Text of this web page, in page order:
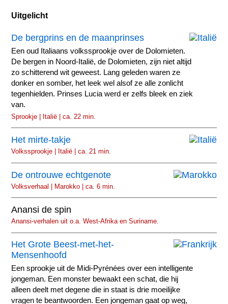
Uitgelicht
De bergprins en de maanprinses
Een oud Italiaans volkssprookje over de Dolomieten.
De bergen in Noord-Italië, de Dolomieten, zijn niet altijd
zo schitterend wit geweest. Lang geleden waren ze
donker en somber, het leek wel alsof ze alle zonlicht
tegenhielden. Prinses Lucia werd er zelfs bleek en ziek
van.
Sprookje | Italië | ca. 22 min.
Het mirte-takje
Volkssprookje | Italië | ca. 21 min.
De ontrouwe echtgenote
Volksverhaal | Marokko | ca. 6 min.
Anansi de spin
Anansi-verhalen uit o.a. West-Afrika en Suriname.
Het Grote Beest-met-het-
Mensenhoofd
Een sprookje uit de Midi-Pyrénées over een intelligente
jongeman. Een monster bewaakt een schat, die hij
alleen deelt met degene die in staat is drie moeilijke
vragen te beantwoorden. Een jongeman gaat op weg,